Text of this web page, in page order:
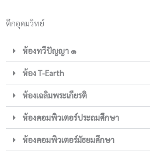
ตึกอุดมวิทย์
ห้องทวีปัญญา ๑
ห้อง T-Earth
ห้องเฉลิมพระเกียรติ
ห้องคอมพิวเตอร์ประถมศึกษา
ห้องคอมพิวเตอร์มัธยมศึกษา